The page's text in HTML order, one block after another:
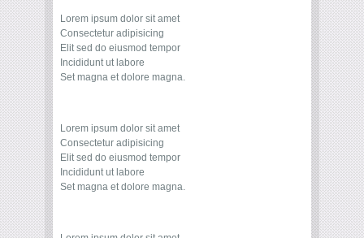
Lorem ipsum dolor sit amet
Consectetur adipisicing
Elit sed do eiusmod tempor
Incididunt ut labore
Set magna et dolore magna.
Lorem ipsum dolor sit amet
Consectetur adipisicing
Elit sed do eiusmod tempor
Incididunt ut labore
Set magna et dolore magna.